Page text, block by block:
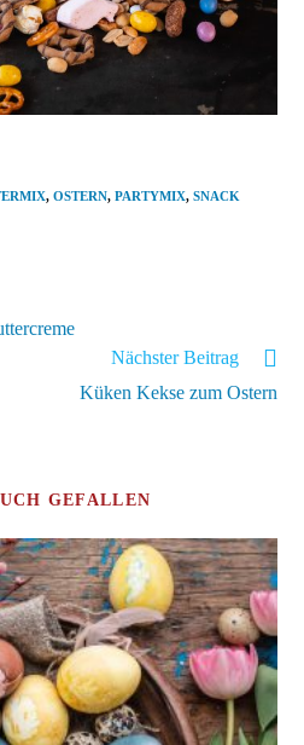
, OSTERN, PARTYMIX, SNACK
Nächster Beitrag
Küken Kekse zum Ostern
GEFALLEN